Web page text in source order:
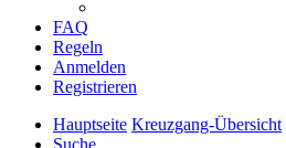
FAQ
Regeln
Anmelden
Registrieren
Hauptseite Kreuzgang-Übersicht